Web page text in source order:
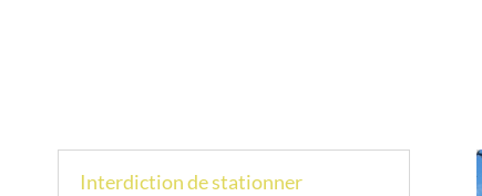
Interdiction de stationner